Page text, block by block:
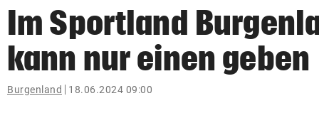
search
Suchbegriff
eingeben
Im Sportland
kann nur einen geben
Burgenland 18.06.2024 09:00